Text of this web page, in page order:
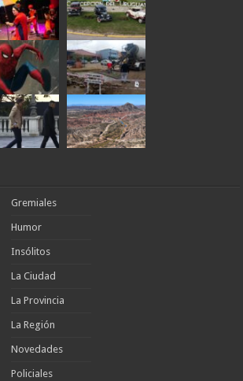
Gremiales
Humor
Insólitos
La Ciudad
La Provincia
La Región
Novedades
Policiales